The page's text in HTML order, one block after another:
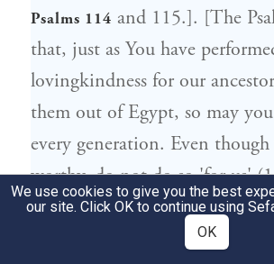
Psalms 114 and 115.]. [The
that, just as You have
lovingkindness for our
them out of Egypt, so may
every generation. Even
worthy, do not do so 'for us'
your Name's sake. For they
of the Exodus] likewise would
We use cookies to give you the best
our site. Click OK to continue using
OK